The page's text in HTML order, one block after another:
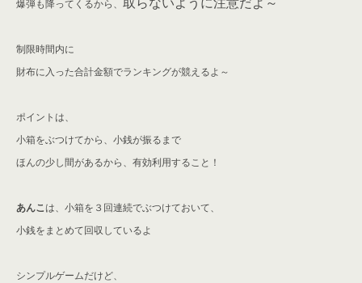
爆弾も降ってくるから、
制限時間内に
財布に入った合計金額でランキングが競えるよ～
ポイントは、
小箱をぶつけてから、小銭が振るまで
ほんの少し間があるから、有効利用すること！
あんこは、小箱を３回連続でぶつけておいて、
小銭をまとめて回収しているよ
シンプルゲームだけど、